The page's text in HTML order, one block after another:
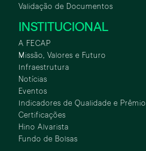
Validação de Documentos
INSTITUCIONAL
A FECAP
Missão, Valores e Futuro
Infraestrutura
Notícias
Eventos
Indicadores de Qualidade e
Certificações
Hino Alvarista
Fundo de Bolsas